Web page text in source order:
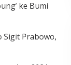
ke Bumi
Sigit Prabowo,